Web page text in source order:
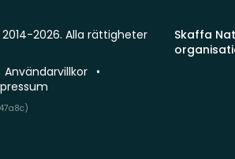
Skaffa
2026. Alla rättigheter
Användarvillkor